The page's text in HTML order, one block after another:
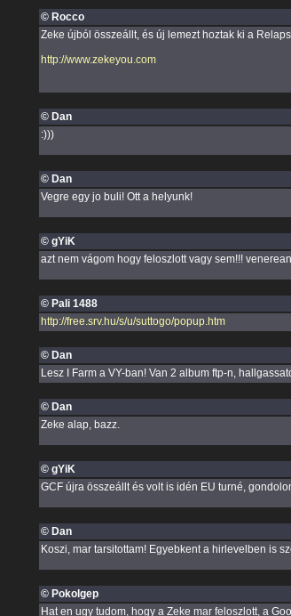
© Rocco
Zeke újból összeállt, és új lemezt hoztak ki a
http://www.zekeyou.com
© Dan
:)))
© Dan
Vegre egy jo buli! Ott a helyunk!
© gYiK
azt nem vágom hogy feloszlott vagy sem!!!
© Pali 1488
http://free.srv.hu/s/u/suttogo/popup.htm
© Dan
Lesz I Farm a VY-ban! Van 2 album ftp-n,
© Dan
Zeke alap, bazz.
© gYiK
GCF újra összeállt és volt is idén EU turné,
© Dan
Koszi, mar tarsitottam! Egyebkent a hirlevelben is
© Pokolgep
Hat en ugy tudom, hogy a Zeke mar feloszlott, a